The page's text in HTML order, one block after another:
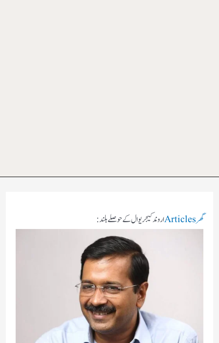
گھرArticlesاروند کیجریوال کے حوصلے بلند: